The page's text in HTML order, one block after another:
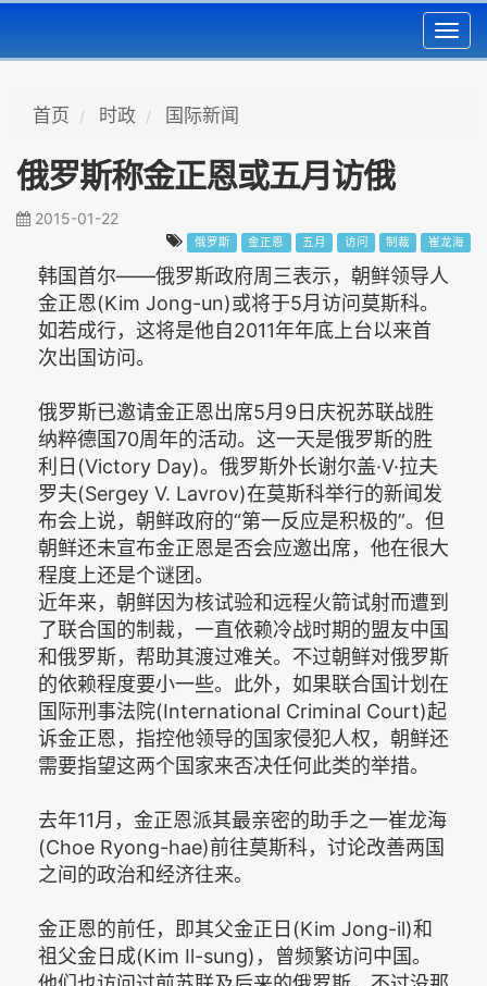
首页 时政 国际新闻
俄罗斯称金正恩或五月访俄
2015-01-22
俄罗斯 金正恩 五月 访问 制裁 崔龙海
韩国首尔——俄罗斯政府周三表示，朝鲜领导人
金正恩(Kim Jong-un)或将于5月访问莫斯科。
如若成行，这将是他自2011年年底上台以来首
次出国访问。
俄罗斯已邀请金正恩出席5月9日庆祝苏联战胜
纳粹德国70周年的活动。这一天是俄罗斯的胜
利日(Victory Day)。俄罗斯外长谢尔盖·V·拉夫
罗夫(Sergey V. Lavrov)在莫斯科举行的新闻发
布会上说，朝鲜政府的“第一反应是积极的”。但
朝鲜还未宣布金正恩是否会应邀出席，他在很大
程度上还是个谜团。
近年来，朝鲜因为核试验和远程火箭试射而遭到
了联合国的制裁，一直依赖冷战时期的盟友中国
和俄罗斯，帮助其渡过难关。不过朝鲜对俄罗斯
的依赖程度要小一些。此外，如果联合国计划在
国际刑事法院(International Criminal Court)起
诉金正恩，指控他领导的国家侵犯人权，朝鲜还
需要指望这两个国家来否决任何此类的举措。
去年11月，金正恩派其最亲密的助手之一崔龙海
(Choe Ryong-hae)前往莫斯科，讨论改善两国
之间的政治和经济往来。
金正恩的前任，即其父金正日(Kim Jong-il)和
祖父金日成(Kim Il-sung)，曾频繁访问中国。